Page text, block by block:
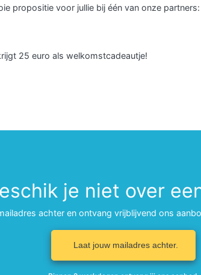
propositie voor jullie bij één van onze partners:
25 euro als welkomstcadeautje!
je niet over
achter en ontvang vrijblijvend ons
Laat jouw mailadres achter.